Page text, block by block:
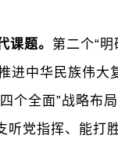
题。 第二个“
进中华民族伟大
个全面”战略布
党指挥、能打